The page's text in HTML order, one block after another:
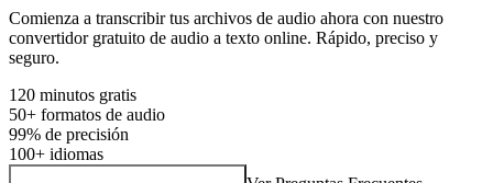
Comienza a transcribir tus archivos de audio ahora con nuestro
convertidor gratuito de audio a texto online. Rápido, preciso y
seguro.
120 minutos gratis
50+ formatos de audio
99% de precisión
100+ idiomas